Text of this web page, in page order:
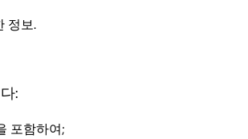
정보.
:
포함하여;